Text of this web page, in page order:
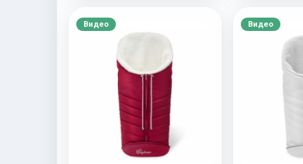
Видео Видео